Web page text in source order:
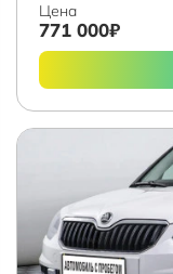
Цена
771 000₽